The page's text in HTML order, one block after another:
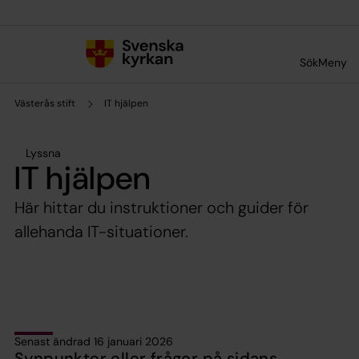
SökMeny
Västerås stift IT hjälpen
Lyssna
IT hjälpen
Här hittar du instruktioner och guider för
allehanda IT-situationer.
Senast ändrad 16 januari 2026